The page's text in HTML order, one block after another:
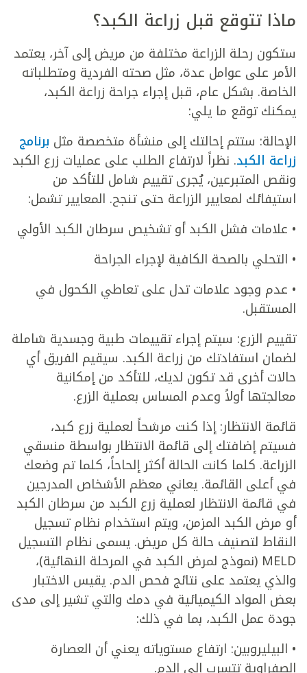
ماذا تتوقع قبل زراعة الكبد؟
ستكون رحلة الزراعة مختلفة من مريض إلى آخر، يعتمد
الأمر على عوامل عدة، مثل صحته الفردية ومتطلباته
الخاصة. بشكل عام، قبل إجراء جراحة زراعة الكبد،
يمكنك توقع ما يلي:
الإحالة: ستتم إحالتك إلى منشأة متخصصة مثل برنامج
زراعة الكبد. نظراً لارتفاع الطلب على عمليات زرع الكبد
ونقص المتبرعين، يُجرى تقييم شامل للتأكد من
استيفائك لمعايير الزراعة حتى تنجح. المعايير تشمل:
• علامات فشل الكبد أو تشخيص سرطان الكبد الأولي
• التحلي بالصحة الكافية لإجراء الجراحة
• عدم وجود علامات تدل على تعاطي الكحول في
المستقبل.
تقييم الزرع: سيتم إجراء تقييمات طبية وجسدية شاملة
لضمان استفادتك من زراعة الكبد. سيقيم الفريق أي
حالات أخرى قد تكون لديك، للتأكد من إمكانية
معالجتها أولاً وعدم المساس بعملية الزرع.
قائمة الانتظار: إذا كنت مرشحاً لعملية زرع كبد،
فسيتم إضافتك إلى قائمة الانتظار بواسطة منسقي
الزراعة. كلما كانت الحالة أكثر إلحاحاً، كلما تم وضعك
في أعلى القائمة. يعاني معظم الأشخاص المدرجين
في قائمة الانتظار لعملية زرع الكبد من سرطان الكبد
أو مرض الكبد المزمن، ويتم استخدام نظام تسجيل
النقاط لتصنيف حالة كل مريض. يسمى نظام التسجيل
MELD (نموذج لمرض الكبد في المرحلة النهائية)،
والذي يعتمد على نتائج فحص الدم. يقيس الاختبار
بعض المواد الكيميائية في دمك والتي تشير إلى مدى
جودة عمل الكبد، بما في ذلك:
• البيليروبين: ارتفاع مستوياته يعني أن العصارة
الصفراوية تتسرب إلى الدم.